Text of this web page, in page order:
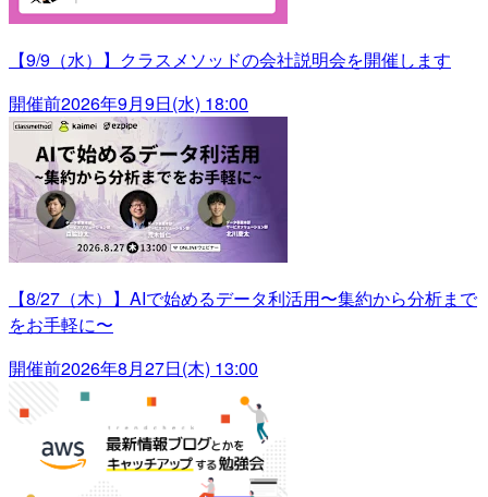
【9/9（水）】クラスメソッドの会社説明会を開催します
開催前2026年9月9日(水) 18:00
【8/27（木）】AIで始めるデータ利活用〜集約から分析まで
をお手軽に〜
開催前2026年8月27日(木) 13:00